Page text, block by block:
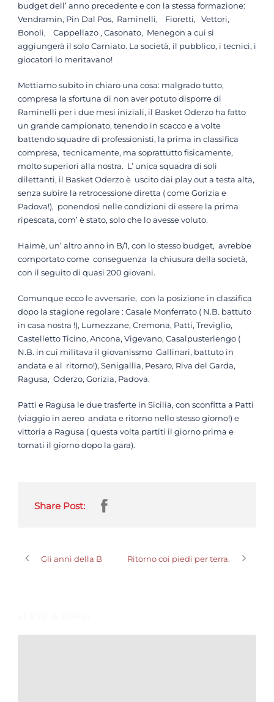
budget dell’ anno precedente e con la stessa formazione:
Vendramin, Pin Dal Pos, Raminelli, Fioretti, Vettori,
Bonoli, Cappellazo , Casonato, Menegon a cui si
aggiungerà il solo Carniato. La società, il pubblico, i tecnici, i
giocatori lo meritavano!
Mettiamo subito in chiaro una cosa: malgrado tutto,
compresa la sfortuna di non aver potuto disporre di
Raminelli per i due mesi iniziali, il Basket Oderzo ha fatto
un grande campionato, tenendo in scacco e a volte
battendo squadre di professionisti, la prima in classifica
compresa, tecnicamente, ma soprattutto fisicamente,
molto superiori alla nostra. L’ unica squadra di soli
dilettanti, il Basket Oderzo è uscito dai play out a testa alta,
senza subire la retrocessione diretta ( come Gorizia e
Padova!), ponendosi nelle condizioni di essere la prima
ripescata, com’ è stato, solo che lo avesse voluto.
Haimè, un’ altro anno in B/1, con lo stesso budget, avrebbe
comportato come conseguenza la chiusura della società,
con il seguito di quasi 200 giovani.
Comunque ecco le avversarie, con la posizione in classifica
dopo la stagione regolare : Casale Monferrato ( N.B. battuto
in casa nostra !), Lumezzane, Cremona, Patti, Treviglio,
Castelletto Ticino, Ancona, Vigevano, Casalpusterlengo (
N.B. in cui militava il giovanissmo Gallinari, battuto in
andata e al ritorno!), Senigallia, Pesaro, Riva del Garda,
Ragusa, Oderzo, Gorizia, Padova.
Patti e Ragusa le due trasferte in Sicilia, con sconfitta a Patti
(viaggio in aereo andata e ritorno nello stesso giorno!) e
vittoria a Ragusa ( questa volta partiti il giorno prima e
tornati il giorno dopo la gara).
Share Post:
Gli anni della B Ritorno coi piedi per terra.